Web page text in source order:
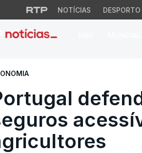
NOTÍCIAS DESPORTO